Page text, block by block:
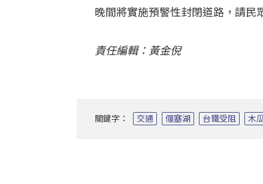
晚間將實施預警性封閉道路，請民
責任編輯：黃金倪
關鍵字： 交通 偃塞湖 台鐵受阻 木